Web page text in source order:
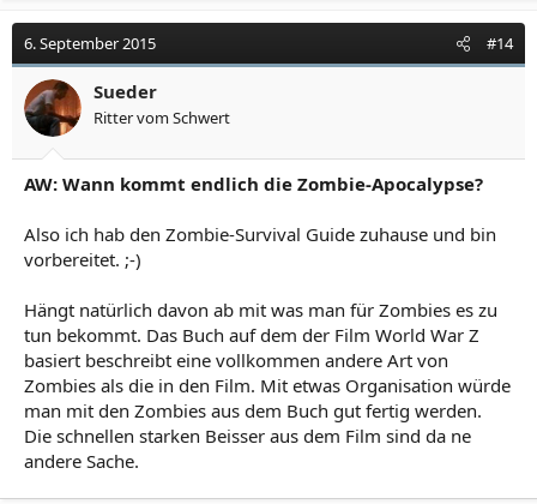
6. September 2015 #14
Sueder
Ritter vom Schwert
AW: Wann kommt endlich die Zombie-Apocalypse?
Also ich hab den Zombie-Survival Guide zuhause und bin
vorbereitet. ;-)
Hängt natürlich davon ab mit was man für Zombies es zu
tun bekommt. Das Buch auf dem der Film World War Z
basiert beschreibt eine vollkommen andere Art von
Zombies als die in den Film. Mit etwas Organisation würde
man mit den Zombies aus dem Buch gut fertig werden.
Die schnellen starken Beisser aus dem Film sind da ne
andere Sache.